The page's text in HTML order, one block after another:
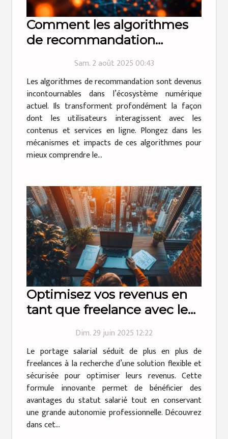
Comment les algorithmes
de recommandation
l'engagement utilisateur ?
Sam. 2 août 2025 00:43
Les algorithmes de recommandation sont devenus
incontournables dans l’écosystème numérique
actuel. Ils transforment profondément la façon
dont les utilisateurs interagissent avec les
contenus et services en ligne. Plongez dans les
mécanismes et impacts de ces algorithmes pour
mieux comprendre le...
Optimisez vos revenus en
tant que freelance avec le
Dim. 29 juin 2025 12:22
Le portage salarial séduit de plus en plus de
freelances à la recherche d’une solution flexible et
sécurisée pour optimiser leurs revenus. Cette
formule innovante permet de bénéficier des
avantages du statut salarié tout en conservant
une grande autonomie professionnelle. Découvrez
dans cet...